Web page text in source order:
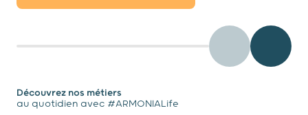
testimony -
Découvrez nos métiers
au quotidien avec #ARMONIALife